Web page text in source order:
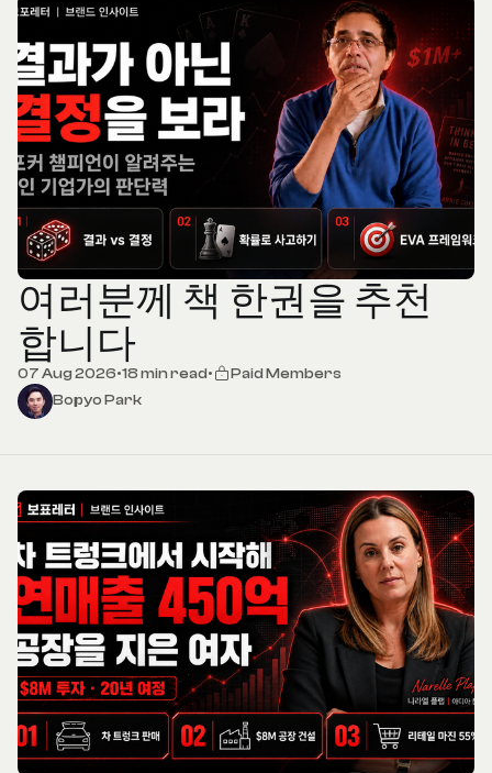
여러분께 책 한권을 추천
합니다
07 Aug 2026•18 min read•
Paid Members
Bopyo Park